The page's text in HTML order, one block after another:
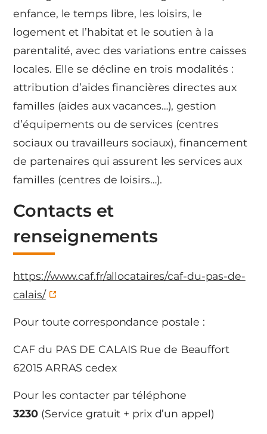
enfance, le temps libre, les loisirs, le
logement et l’habitat et le soutien à la
parentalité, avec des variations entre caisses
locales. Elle se décline en trois modalités :
attribution d’aides financières directes aux
familles (aides aux vacances…), gestion
d’équipements ou de services (centres
sociaux ou travailleurs sociaux), financement
de partenaires qui assurent les services aux
familles (centres de loisirs…).
Contacts et
renseignements
https://www.caf.fr/allocataires/caf-du-pas-de-
calais/
Pour toute correspondance postale :
CAF du PAS DE CALAIS Rue de Beauffort
62015 ARRAS cedex
Pour les contacter par téléphone
3230 (Service gratuit + prix d’un appel)